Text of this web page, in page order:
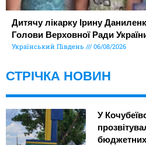
Дитячу лікарку Ірину
Голови Верховної Ради
Український Південь 06/08/2026
СТРІЧКА НОВИН
У